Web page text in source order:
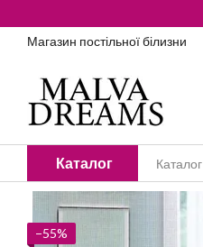
Магазин постільної білизни
Каталог Каталог
−55%